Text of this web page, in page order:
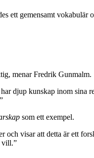
ett gemensamt
menar Fredrik Gunmalm.
djup kunskap inom sina
som ett exempel.
och visar att detta är ett
vill.”